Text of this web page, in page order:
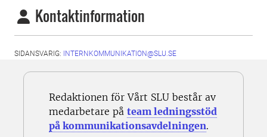
Kontaktinformation
SIDANSVARIG: INTERNKOMMUNIKATION@SLU.SE
Redaktionen för Vårt SLU består av
medarbetare på team ledningsstöd
på kommunikationsavdelningen.